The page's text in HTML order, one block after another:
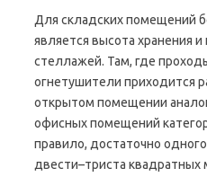
Для складских помещений
является высота хранения
стеллажей. Там, где
огнетушители приходится
открытом помещении
офисных помещений
правило, достаточно
двести–триста квадратных